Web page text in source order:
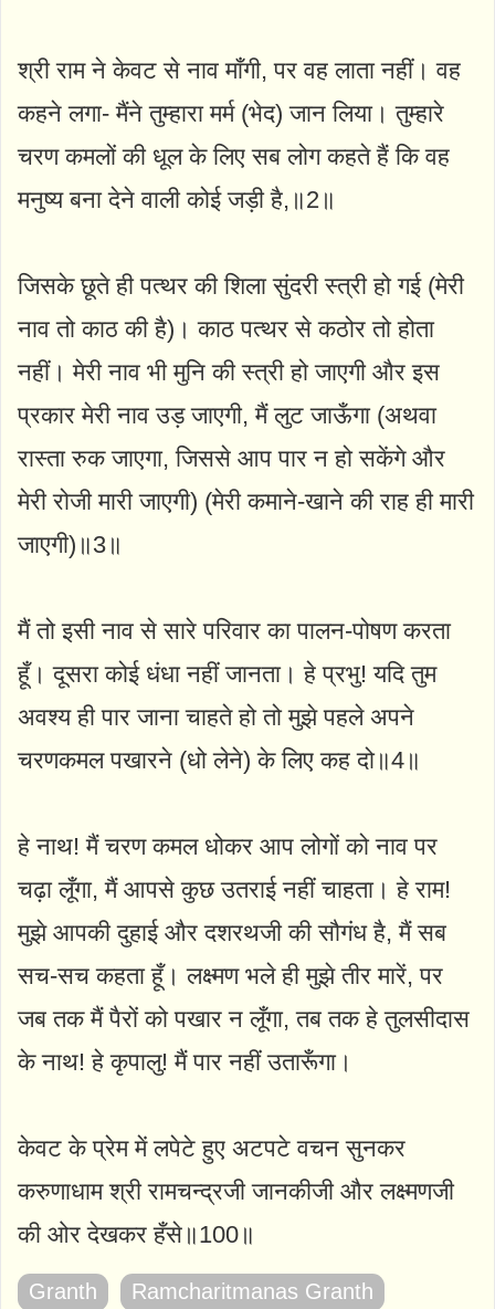
श्री राम ने केवट से नाव माँगी, पर वह लाता नहीं। वह
कहने लगा- मैंने तुम्हारा मर्म (भेद) जान लिया। तुम्हारे
चरण कमलों की धूल के लिए सब लोग कहते हैं कि वह
मनुष्य बना देने वाली कोई जड़ी है,॥2॥
जिसके छूते ही पत्थर की शिला सुंदरी स्त्री हो गई (मेरी
नाव तो काठ की है)। काठ पत्थर से कठोर तो होता
नहीं। मेरी नाव भी मुनि की स्त्री हो जाएगी और इस
प्रकार मेरी नाव उड़ जाएगी, मैं लुट जाऊँगा (अथवा
रास्ता रुक जाएगा, जिससे आप पार न हो सकेंगे और
मेरी रोजी मारी जाएगी) (मेरी कमाने-खाने की राह ही मारी
जाएगी)॥3॥
मैं तो इसी नाव से सारे परिवार का पालन-पोषण करता
हूँ। दूसरा कोई धंधा नहीं जानता। हे प्रभु! यदि तुम
अवश्य ही पार जाना चाहते हो तो मुझे पहले अपने
चरणकमल पखारने (धो लेने) के लिए कह दो॥4॥
हे नाथ! मैं चरण कमल धोकर आप लोगों को नाव पर
चढ़ा लूँगा, मैं आपसे कुछ उतराई नहीं चाहता। हे राम!
मुझे आपकी दुहाई और दशरथजी की सौगंध है, मैं सब
सच-सच कहता हूँ। लक्ष्मण भले ही मुझे तीर मारें, पर
जब तक मैं पैरों को पखार न लूँगा, तब तक हे तुलसीदास
के नाथ! हे कृपालु! मैं पार नहीं उतारूँगा।
केवट के प्रेम में लपेटे हुए अटपटे वचन सुनकर
करुणाधाम श्री रामचन्द्रजी जानकीजी और लक्ष्मणजी
की ओर देखकर हँसे॥100॥
Granth
Ramcharitmanas Granth